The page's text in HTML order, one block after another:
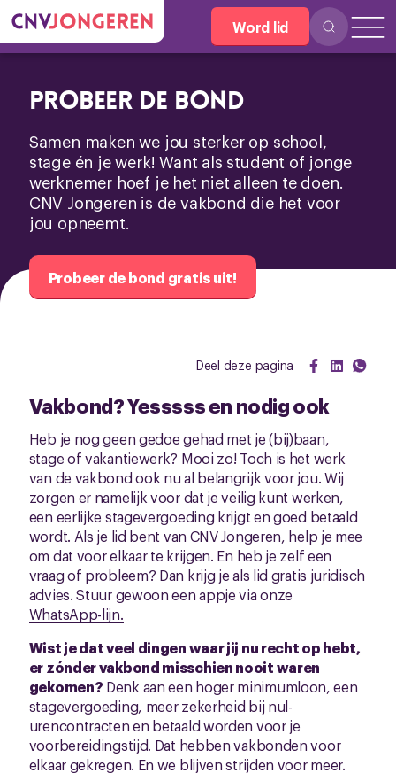
Word lid
Probeer de Bond
Samen maken we jou sterker op school,
stage én je werk! Want als student of jonge
werknemer hoef je het niet alleen te doen.
CNV Jongeren is de vakbond die het voor
jou opneemt.
Probeer de bond gratis uit!
Deel deze pagina
Vakbond? Yesssss en nodig ook
Heb je nog geen gedoe gehad met je (bij)baan,
stage of vakantiewerk? Mooi zo! Toch is het werk
van de vakbond ook nu al belangrijk voor jou. Wij
zorgen er namelijk voor dat je veilig kunt werken,
een eerlijke stagevergoeding krijgt en goed betaald
wordt. Als je lid bent van CNV Jongeren, help je mee
om dat voor elkaar te krijgen. En heb je zelf een
vraag of probleem? Dan krijg je als lid gratis juridisch
advies. Stuur gewoon een appje via onze
WhatsApp-lijn.
Wist je dat veel dingen waar jij nu recht op hebt,
er zónder vakbond misschien nooit waren
gekomen? Denk aan een hoger minimumloon, een
stagevergoeding, meer zekerheid bij nul-
urencontracten en betaald worden voor je
voorbereidingstijd. Dat hebben vakbonden voor
elkaar gekregen. En we blijven strijden voor meer.